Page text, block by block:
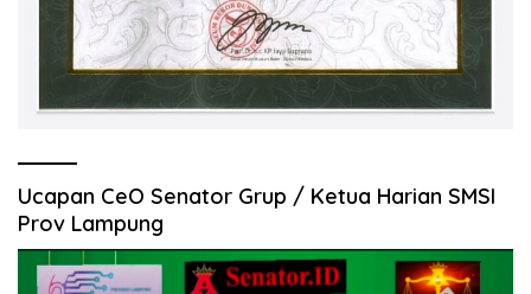
Ucapan CeO Senator Grup / Ketua Harian SMSI
Prov Lampung